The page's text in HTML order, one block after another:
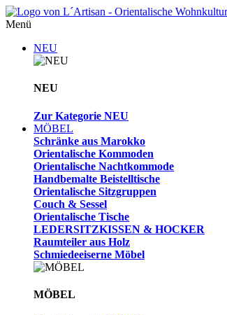
Menü
NEU
NEU
Zur Kategorie NEU
MÖBEL
Schränke aus Marokko
Orientalische Kommoden
Orientalische Nachtkommode
Handbemalte Beistelltische
Orientalische Sitzgruppen
Couch & Sessel
Orientalische Tische
LEDERSITZKISSEN & HOCKER
Raumteiler aus Holz
Schmiedeeiserne Möbel
MÖBEL